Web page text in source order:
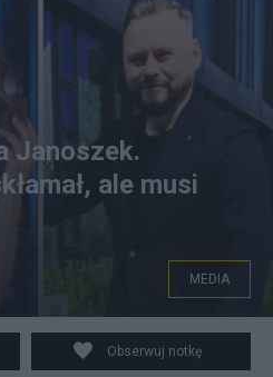
Janoszek.
ale musi
MEDIA
Obserwuj notkę